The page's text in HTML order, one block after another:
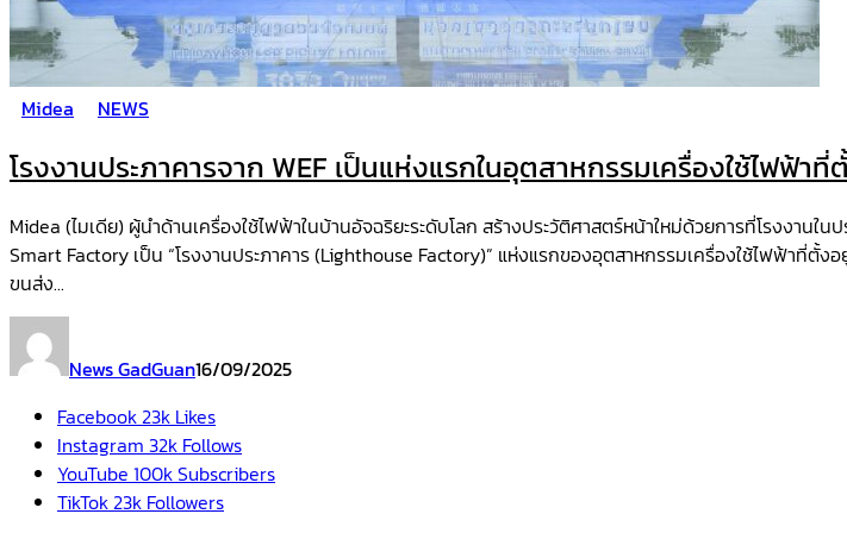
Midea NEWS
โรงงานประภาคารจาก WEF เป็นแห่งแรกในอุตสาหกรรมเครื่องใช้ไฟฟ้า
Midea (ไมเดีย) ผู้นำด้านเครื่องใช้ไฟฟ้าในบ้านอัจฉริยะระดับโลก สร้างประวัติศาสตร์หน้าใหม่ด้วยการที่โรงงานใ
Smart Factory เป็น “โรงงานประภาคาร (Lighthouse Factory)” แห่งแรกของอุตสาหกรรมเครื่องใช้ไฟฟ้าที่ตั้ง
ขนส่ง...
News GadGuan16/09/2025
Facebook23k Likes
Instagram 32k Follows
YouTube 100kSubscribers
TikTok23k Followers